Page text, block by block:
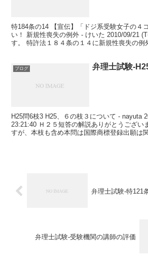
特184条の14 【宣伝】「ドジ系受験女子の４
い！ 新規性喪失の例外 - けいた 2010/09/21
す。 特許法１８４条の１４に新規性喪失の例
ブログ 弁理士試験-
H25問6枝3 H25、６の枝３について - nayuta
23:21:40 Ｈ２５短答の解説ありがとうござい
すが、本枝も含め本問は国際商標登録出願は
弁理士試験-特121
弁理士試験-受験機関の講師の評価